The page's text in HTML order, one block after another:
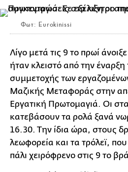
Φωτ: Eurokinissi
Λίγο μετά τις 9 το πρωί
ήταν κλειστό από την
συμμετοχής των
Μαζικής Μεταφοράς στην
Εργατική Πρωτομαγιά. Οι
κατεβάσουν τα ρολά ξανά
16.30. Την ίδια ώρα, στους
λεωφορεία και τα τρόλεϊ,
πάλι χειρόφρενο στις 9 το